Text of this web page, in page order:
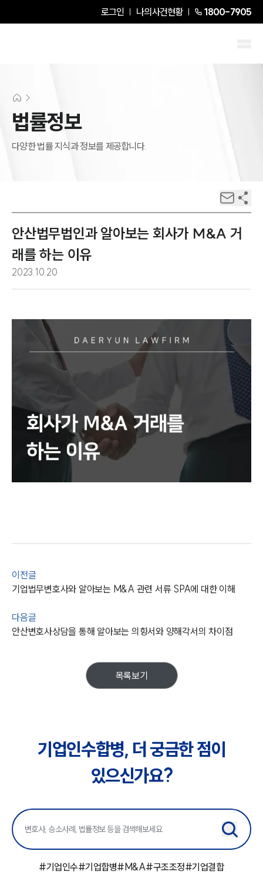
로그인 나의사건현황 1800-7905
센터소개
대륜의 강점
오시는 길
글로벌 파트너 로펌
고객의 소리
법률정보
다양한 법률 지식과 정보를 제공합니다.
안산법무법인과 알아보는 회사가 M&A 거
래를 하는 이유
2023.10.20
이전글
기업법무변호사와 알아보는 M&A 관련 서류 SPA에 대한 이해
다음글
안산변호사상담을 통해 알아보는 의향서와 양해각서의 차이점
목록보기
기업인수합병, 더 궁금한 점이
있으신가요?
#기업인수#기업합병# M&A#구조조정#기업결합